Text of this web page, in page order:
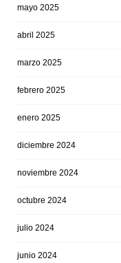
mayo 2025
abril 2025
marzo 2025
febrero 2025
enero 2025
diciembre 2024
noviembre 2024
octubre 2024
julio 2024
junio 2024